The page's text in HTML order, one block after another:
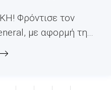
Φρόντισε τον
με αφορμή τη...